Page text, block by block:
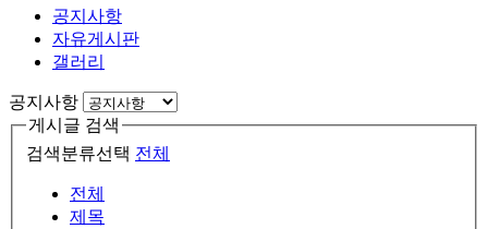
공지사항
자유게시판
갤러리
공지사항
게시글 검색
검색분류선택 전체
전체
제목